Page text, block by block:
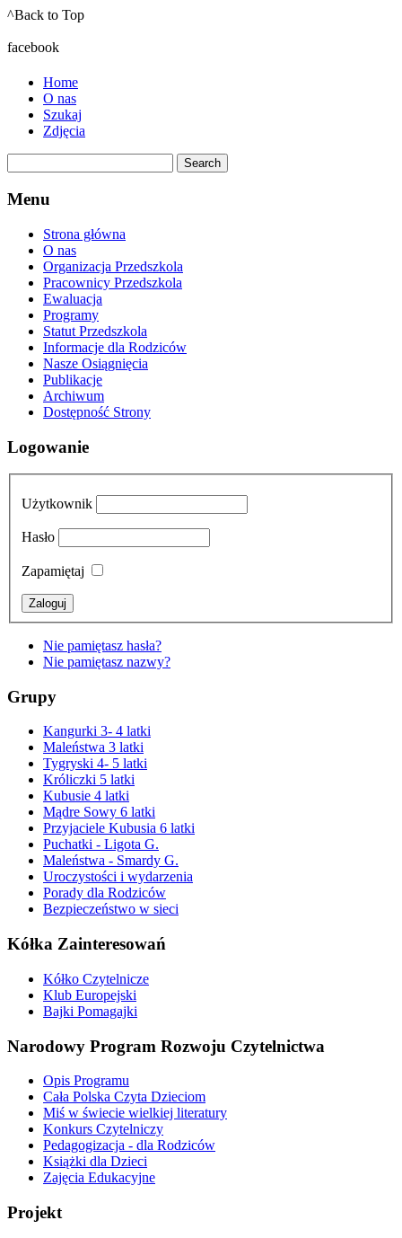
^Back to Top
facebook
Home
O nas
Szukaj
Zdjęcia
Menu
Strona główna
O nas
Organizacja Przedszkola
Pracownicy Przedszkola
Ewaluacja
Programy
Statut Przedszkola
Informacje dla Rodziców
Nasze Osiągnięcia
Publikacje
Archiwum
Dostępność Strony
Logowanie
Użytkownik
Hasło
Zapamiętaj
Nie pamiętasz hasła?
Nie pamiętasz nazwy?
Grupy
Kangurki 3- 4 latki
Maleństwa 3 latki
Tygryski 4- 5 latki
Króliczki 5 latki
Kubusie 4 latki
Mądre Sowy 6 latki
Przyjaciele Kubusia 6 latki
Puchatki - Ligota G.
Maleństwa - Smardy G.
Uroczystości i wydarzenia
Porady dla Rodziców
Bezpieczeństwo w sieci
Kółka Zainteresowań
Kółko Czytelnicze
Klub Europejski
Bajki Pomagajki
Narodowy Program Rozwoju Czytelnictwa
Opis Programu
Cała Polska Czyta Dzieciom
Miś w świecie wielkiej literatury
Konkurs Czytelniczy
Pedagogizacja - dla Rodziców
Książki dla Dzieci
Zajęcia Edukacyjne
Projekt